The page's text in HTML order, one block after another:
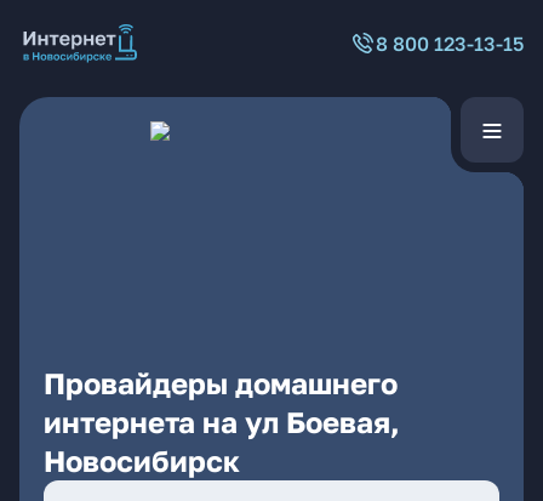
8 800 123-13-15
Провайдеры домашнего
интернета на ул Боевая,
Новосибирск